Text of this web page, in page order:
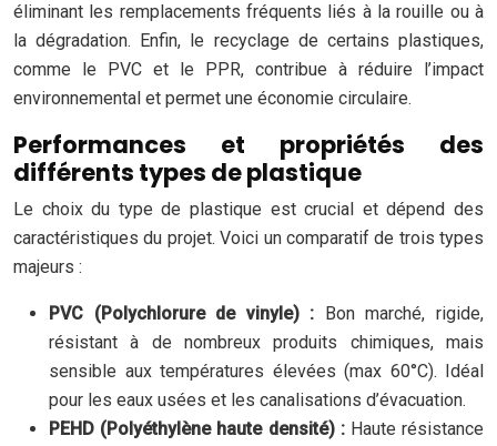
éliminant les remplacements fréquents liés à la rouille ou à
la dégradation. Enfin, le recyclage de certains plastiques,
comme le PVC et le PPR, contribue à réduire l’impact
environnemental et permet une économie circulaire.
Performances et propriétés des
différents types de plastique
Le choix du type de plastique est crucial et dépend des
caractéristiques du projet. Voici un comparatif de trois types
majeurs :
PVC (Polychlorure de vinyle) :
Bon marché, rigide,
résistant à de nombreux produits chimiques, mais
sensible aux températures élevées (max 60°C). Idéal
pour les eaux usées et les canalisations d’évacuation.
PEHD (Polyéthylène haute densité) : Haute résistance